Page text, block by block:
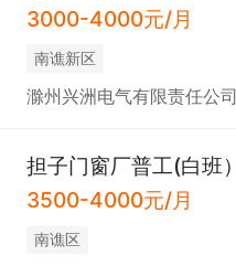
3000-4000元/月
南谯新区
滁州兴洲电气有限责任公司
担子门窗厂普工(白班）
3500-4000元/月
南谯区